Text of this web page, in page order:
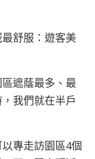
舒服：遊客美
遮蔭最多、最
我們就在半戶
專走訪園區4個